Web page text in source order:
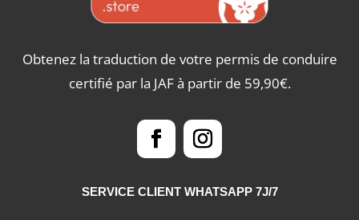
Obtenez la traduction de votre permis de conduire
certifié par la JAF à partir de 59,90€.
SERVICE CLIENT WHATSAPP 7J/7